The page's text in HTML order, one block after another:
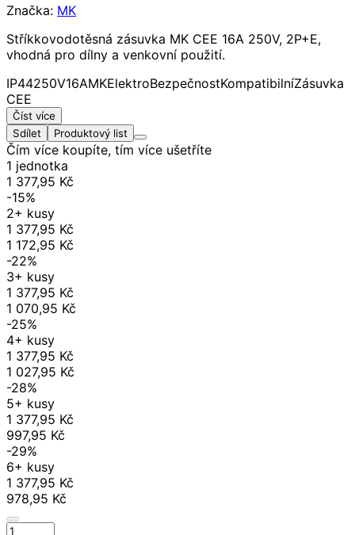
Značka: MK
Stříkkovodotěsná zásuvka MK CEE 16A 250V, 2P+E,
vhodná pro dílny a venkovní použití.
IP44250V16AMKElektroBezpečnostKompatibilníZásuvka
CEE
Číst více
Sdílet
Produktový list
Čím více koupíte, tím více ušetříte
1 jednotka
1 377,95 Kč
-15%
2+ kusy
1 377,95 Kč
1 172,95 Kč
-22%
3+ kusy
1 377,95 Kč
1 070,95 Kč
-25%
4+ kusy
1 377,95 Kč
1 027,95 Kč
-28%
5+ kusy
1 377,95 Kč
997,95 Kč
-29%
6+ kusy
1 377,95 Kč
978,95 Kč